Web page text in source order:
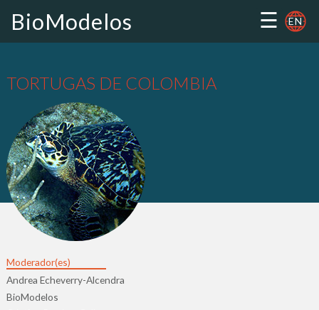
BioModelos ☰ EN
TORTUGAS DE COLOMBIA
Moderador(es)
Andrea Echeverry-Alcendra
BioModelos